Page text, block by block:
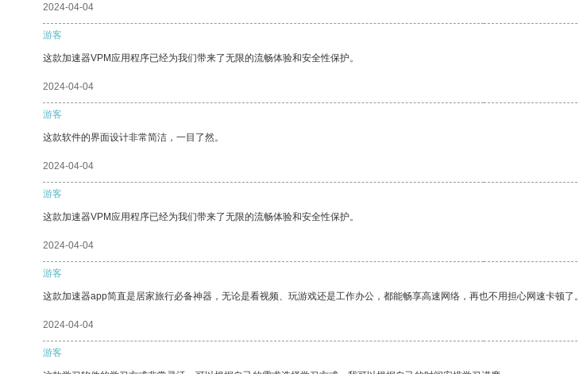
2024-04-04
游客
这款加速器VPM应用程序已经为我们带来了无限的流畅体验和安全性保护。
2024-04-04
游客
这款软件的界面设计非常简洁，一目了然。
2024-04-04
游客
这款加速器VPM应用程序已经为我们带来了无限的流畅体验和安全性保护。
2024-04-04
游客
这款加速器app简直是居家旅行必备神器，无论是看视频、玩游戏还是工作办公，都能畅享高速网络，再也不用担心网速卡顿了。
2024-04-04
游客